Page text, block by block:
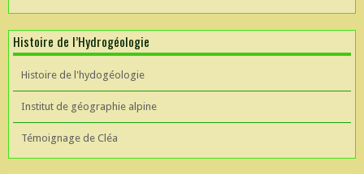
Histoire de l’Hydrogéologie
Histoire de l'hydogéologie
Institut de géographie alpine
Témoignage de Cléa